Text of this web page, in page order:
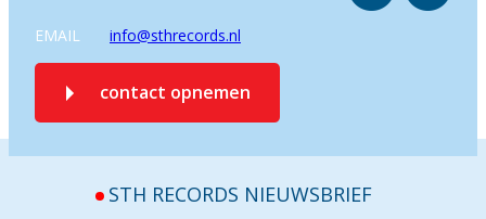
EMAIL info@sthrecords.nl
contact opnemen
STH RECORDS NIEUWSBRIEF